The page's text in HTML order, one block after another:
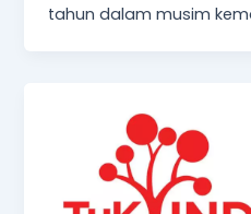
tahun dalam musim